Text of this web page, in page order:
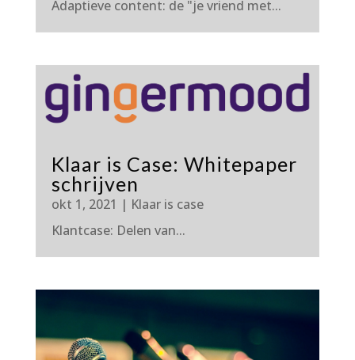
Adaptieve content: de "je vriend met...
Klaar is Case: Whitepaper
schrijven
okt 1, 2021 | Klaar is case
Klantcase: Delen van...